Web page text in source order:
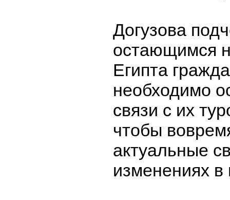
Догузова
остающимся
Египта
необходимо
связи с их
чтобы
актуальные
изменениях в